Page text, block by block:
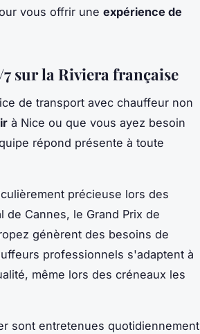
vous offrir une expérience de
sur la Riviera française
de transport avec chauffeur non
à Nice ou que vous ayez besoin
répond présente à toute
précieuse lors des
de Cannes, le Grand Prix de
génèrent des besoins de
professionnels s'adaptent à
même lors des créneaux les
sont entretenues quotidiennement